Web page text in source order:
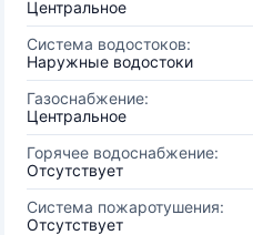
Центральное
Система водостоков:
Наружные водостоки
Газоснабжение:
Центральное
Горячее водоснабжение:
Отсутствует
Система пожаротушения:
Отсутствует